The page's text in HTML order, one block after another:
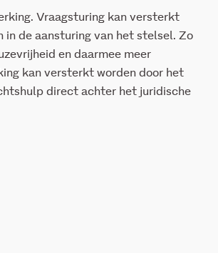
Vraagsturing kan versterkt
de aansturing van het stelsel. Zo
en daarmee meer
kan versterkt worden door het
direct achter het juridische